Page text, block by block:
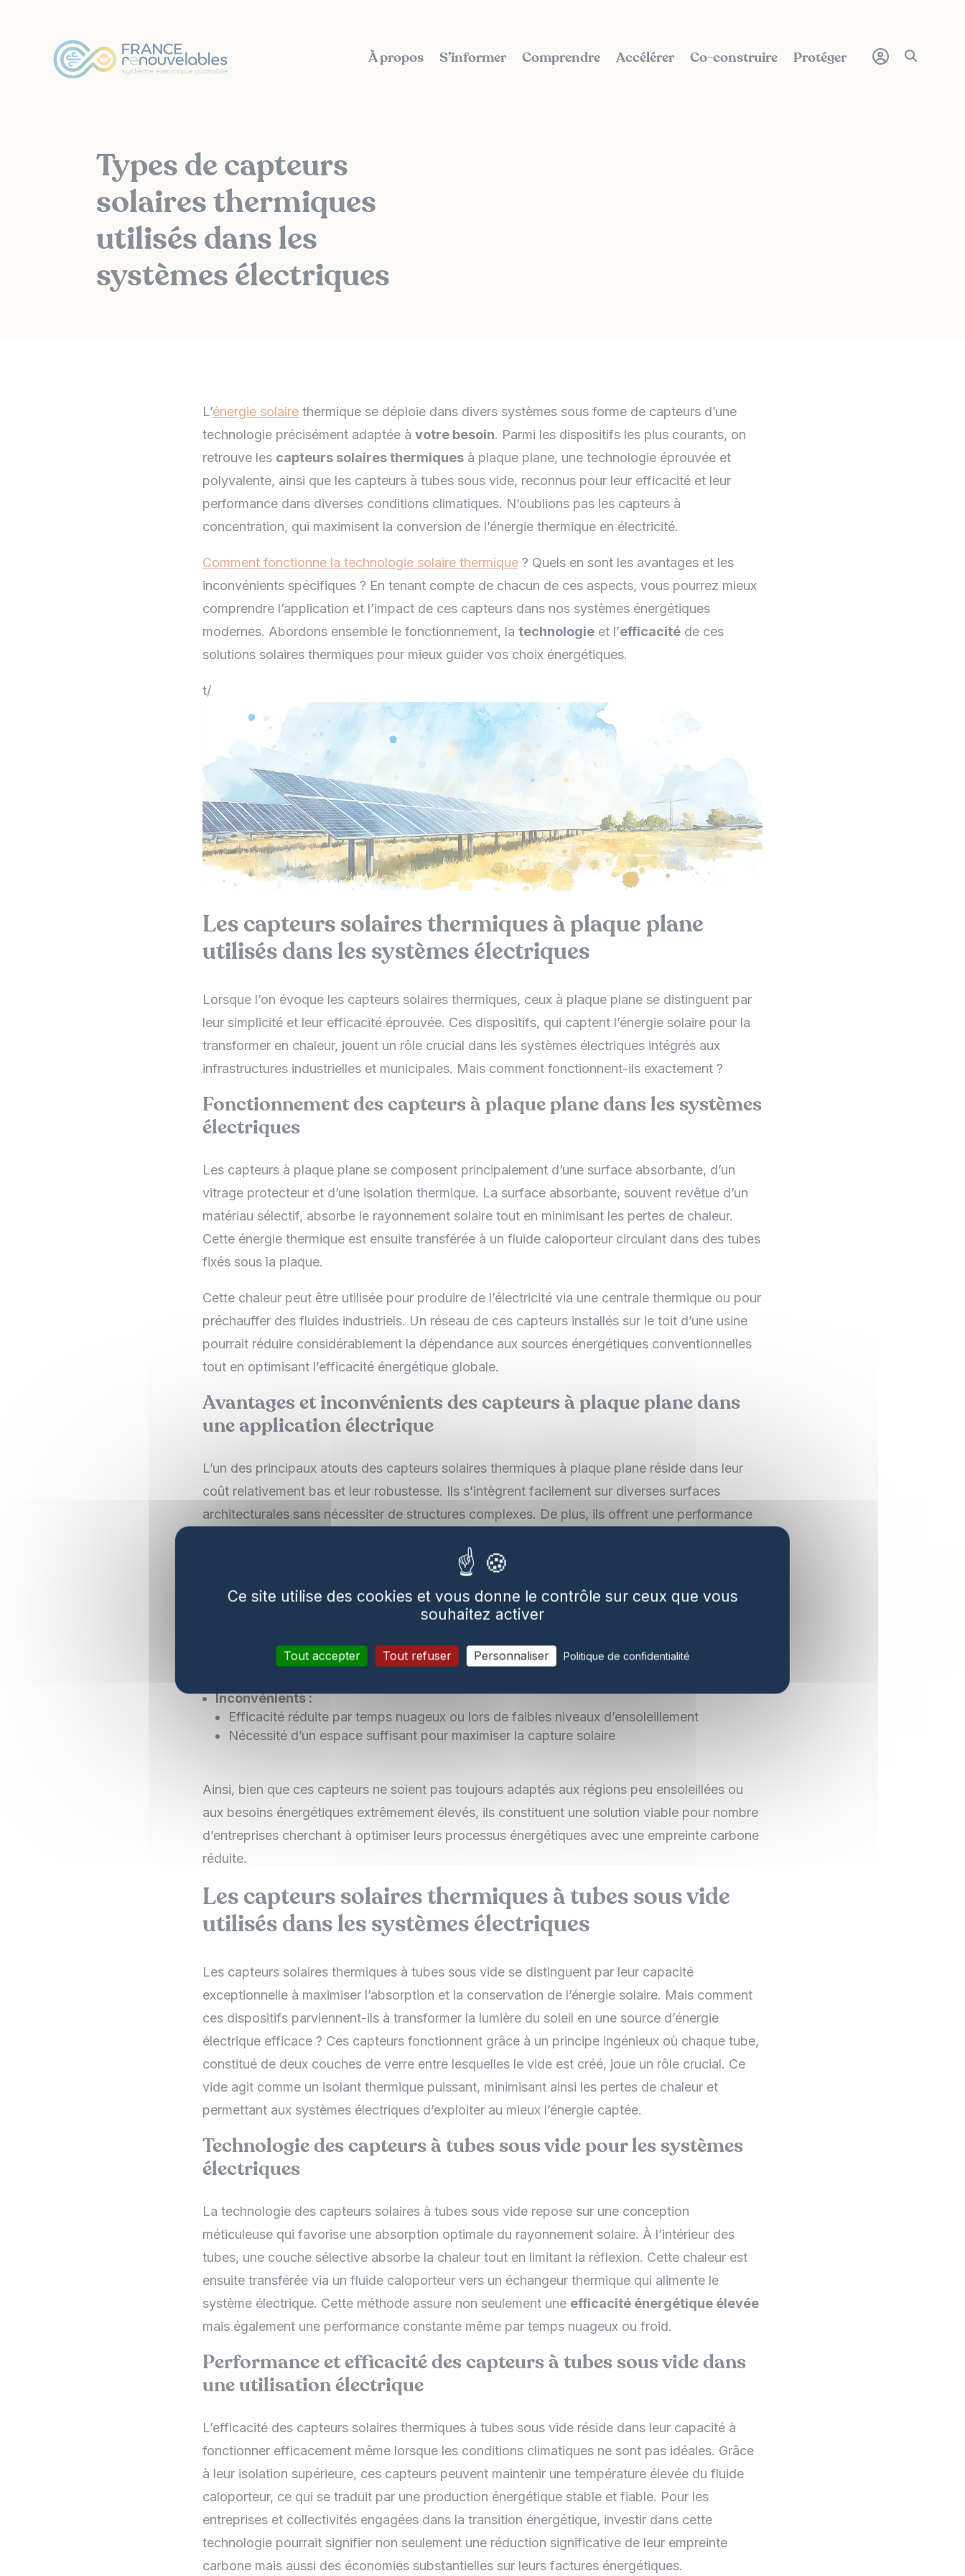
À propos S’informer Comprendre Accélérer Co-construire Protéger
Types de capteurs
solaires thermiques
utilisés dans les
systèmes électriques
L’énergie solaire thermique se déploie dans divers systèmes sous forme de capteurs d’une
technologie précisément adaptée à votre besoin. Parmi les dispositifs les plus courants, on
retrouve les capteurs solaires thermiques à plaque plane, une technologie éprouvée et
polyvalente, ainsi que les capteurs à tubes sous vide, reconnus pour leur efficacité et leur
performance dans diverses conditions climatiques. N’oublions pas les capteurs à
concentration, qui maximisent la conversion de l’énergie thermique en électricité.
Comment fonctionne la technologie solaire thermique ? Quels en sont les avantages et les
inconvénients spécifiques ? En tenant compte de chacun de ces aspects, vous pourrez mieux
comprendre l’application et l’impact de ces capteurs dans nos systèmes énergétiques
modernes. Abordons ensemble le fonctionnement, la technologie et l’efficacité de ces
solutions solaires thermiques pour mieux guider vos choix énergétiques.
t/
Les capteurs solaires thermiques à plaque plane
utilisés dans les systèmes électriques
Lorsque l’on évoque les capteurs solaires thermiques, ceux à plaque plane se distinguent par
leur simplicité et leur efficacité éprouvée. Ces dispositifs, qui captent l’énergie solaire pour la
transformer en chaleur, jouent un rôle crucial dans les systèmes électriques intégrés aux
infrastructures industrielles et municipales. Mais comment fonctionnent-ils exactement ?
Fonctionnement des capteurs à plaque plane dans les systèmes
électriques
Les capteurs à plaque plane se composent principalement d’une surface absorbante, d’un
vitrage protecteur et d’une isolation thermique. La surface absorbante, souvent revêtue d’un
matériau sélectif, absorbe le rayonnement solaire tout en minimisant les pertes de chaleur.
Cette énergie thermique est ensuite transférée à un fluide caloporteur circulant dans des tubes
fixés sous la plaque.
Cette chaleur peut être utilisée pour produire de l’électricité via une centrale thermique ou pour
préchauffer des fluides industriels. Un réseau de ces capteurs installés sur le toit d’une usine
pourrait réduire considérablement la dépendance aux sources énergétiques conventionnelles
tout en optimisant l’efficacité énergétique globale.
Avantages et inconvénients des capteurs à plaque plane dans
une application électrique
L’un des principaux atouts des capteurs solaires thermiques à plaque plane réside dans leur
coût relativement bas et leur robustesse. Ils s’intègrent facilement sur diverses surfaces
architecturales sans nécessiter de structures complexes. De plus, ils offrent une performance
Voici les avantages et inconvénients de ces capteurs :
Avantages :
Simplicité de conception et installation facile
Coût initial inférieur comparé aux autres technologies solaires
Bonne performance dans divers climats
Inconvénients :
Efficacité réduite par temps nuageux ou lors de faibles niveaux d’ensoleillement
Nécessité d’un espace suffisant pour maximiser la capture solaire
Ainsi, bien que ces capteurs ne soient pas toujours adaptés aux régions peu ensoleillées ou
aux besoins énergétiques extrêmement élevés, ils constituent une solution viable pour nombre
d’entreprises cherchant à optimiser leurs processus énergétiques avec une empreinte carbone
réduite.
Les capteurs solaires thermiques à tubes sous vide
utilisés dans les systèmes électriques
Les capteurs solaires thermiques à tubes sous vide se distinguent par leur capacité
exceptionnelle à maximiser l’absorption et la conservation de l’énergie solaire. Mais comment
ces dispositifs parviennent-ils à transformer la lumière du soleil en une source d’énergie
électrique efficace ? Ces capteurs fonctionnent grâce à un principe ingénieux où chaque tube,
constitué de deux couches de verre entre lesquelles le vide est créé, joue un rôle crucial. Ce
vide agit comme un isolant thermique puissant, minimisant ainsi les pertes de chaleur et
permettant aux systèmes électriques d’exploiter au mieux l’énergie captée.
Technologie des capteurs à tubes sous vide pour les systèmes
électriques
La technologie des capteurs solaires à tubes sous vide repose sur une conception
méticuleuse qui favorise une absorption optimale du rayonnement solaire. À l’intérieur des
tubes, une couche sélective absorbe la chaleur tout en limitant la réflexion. Cette chaleur est
ensuite transférée via un fluide caloporteur vers un échangeur thermique qui alimente le
système électrique. Cette méthode assure non seulement une efficacité énergétique élevée
mais également une performance constante même par temps nuageux ou froid.
Performance et efficacité des capteurs à tubes sous vide dans
une utilisation électrique
L’efficacité des capteurs solaires thermiques à tubes sous vide réside dans leur capacité à
fonctionner efficacement même lorsque les conditions climatiques ne sont pas idéales. Grâce
à leur isolation supérieure, ces capteurs peuvent maintenir une température élevée du fluide
caloporteur, ce qui se traduit par une production énergétique stable et fiable. Pour les
entreprises et collectivités engagées dans la transition énergétique, investir dans cette
technologie pourrait signifier non seulement une réduction significative de leur empreinte
carbone mais aussi des économies substantielles sur leurs factures énergétiques.
Ce site utilise des cookies et vous donne le contrôle sur ceux que vous
souhaitez activer
Tout accepter Tout refuser Personnaliser Politique de confidentialité